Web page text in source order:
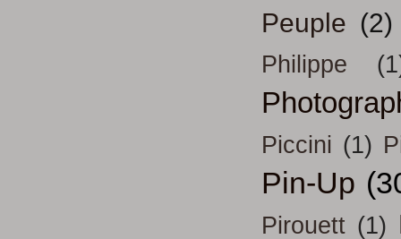
Peuple (2)
Philippe
Piccini (1)
Pin-Up
Pirouett (1)